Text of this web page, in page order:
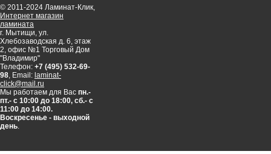
© 2011-2024 Ламинат-Клик,
Интернет магазин
ламината
г. Мытищи, ул.
Хлебозаводская д. 6, этаж
2, офис №1 Торговый Дом
"Владимир"
Телефон: +7 (495) 532-69-
98, Email: laminat-
click@mail.ru
Мы работаем для Вас пн.-
пт.- с 10:00 до 18:00, сб.- с
11:00 до 14:00.
Воскресенье - выходной
день.